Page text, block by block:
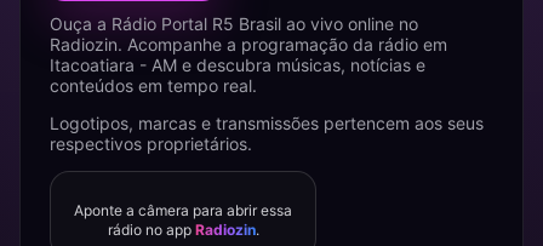
Ouça a Rádio Portal R5 Brasil ao vivo online no
Radiozin. Acompanhe a programação da rádio em
Itacoatiara - AM e descubra músicas, notícias e
conteúdos em tempo real.
Logotipos, marcas e transmissões pertencem aos seus
respectivos proprietários.
Aponte a câmera para abrir essa
rádio no app Radiozin.